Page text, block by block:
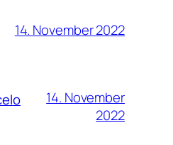
14. November 2022
14. November
2022